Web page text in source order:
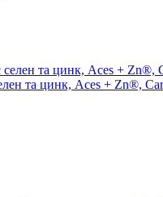
та цинк, Aces + Zn®,